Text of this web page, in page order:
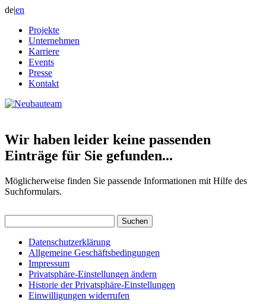
de|en
Projekte
Unternehmen
Karriere
Events
Presse
Kontakt
Wir haben leider keine passenden
Einträge für Sie gefunden...
Möglicherweise finden Sie passende Informationen mit Hilfe des
Suchformulars.
nach:
Datenschutzerklärung
Allgemeine Geschäftsbedingungen
Impressum
Privatsphäre-Einstellungen ändern
Historie der Privatsphäre-Einstellungen
Einwilligungen widerrufen